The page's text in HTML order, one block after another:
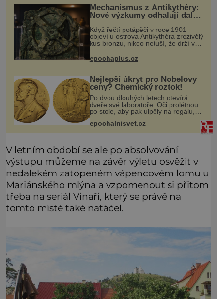
Mechanismus z Antikythéry:
Nové výzkumy odhalují další
počítači
Když řečtí potápěči v roce 1901
objeví u ostrova Antikythéra zrezivělý
kus bronzu, nikdo netuší, že drží v
vynálezů starověku. Až moderní
rentgenové tomografy odhalí desí
epochaplus.cz
Nejlepší úkryt pro Nobelovy
ceny? Chemický roztok!
Po dvou dlouhých letech otevírá
dveře své laboratoře. Oči prolétnou
po stole, aby pak ulpěly na regálu,
kde se nachází všemožné látky.
Hledá žluto-oranžovou tekutinu,
jakmile ji zahlédne, nesmírně se
epochalnisvet.cz
V letním období se ale po absolvování
výstupu můžeme na závěr výletu osvěžit v
nedalekém zatopeném vápencovém lomu u
Mariánského mlýna a vzpomenout si přitom
třeba na seriál Vinaři, který se právě na
tomto místě také natáčel.